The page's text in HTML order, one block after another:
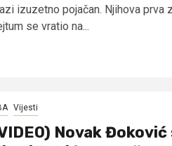
izuzetno pojačan. Njihova prva
se vratio na...
Vijesti
Novak